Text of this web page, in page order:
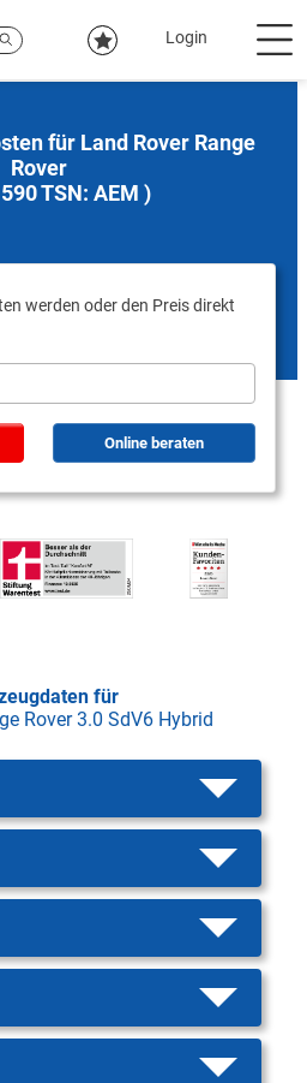
Login
für Land Rover Range
Rover
TSN: AEM )
werden oder den Preis direkt
Online beraten
für
Rover 3.0 SdV6 Hybrid